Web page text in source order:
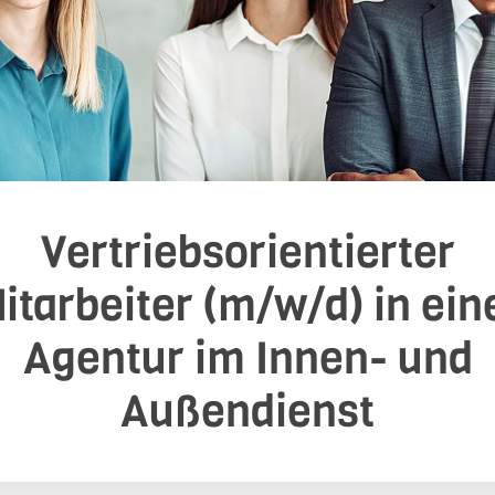
Vertriebsorientierter
(m/w/d) in
Agentur im Innen- und
Außendienst